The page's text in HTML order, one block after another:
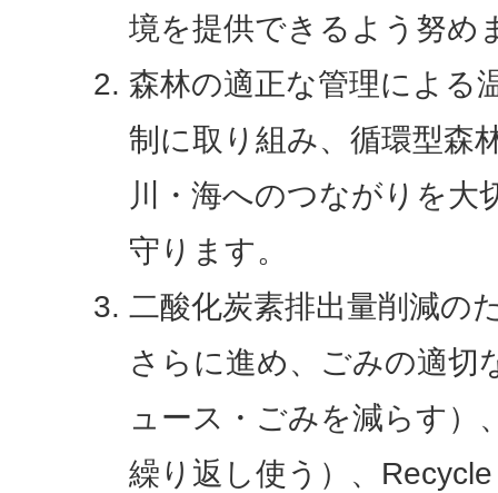
境を提供できるよう努め
森林の適正な管理による
制に取り組み、循環型森
川・海へのつながりを大
守ります。
二酸化炭素排出量削減の
さらに進め、ごみの適切
ュース・ごみを減らす）
繰り返し使う）、